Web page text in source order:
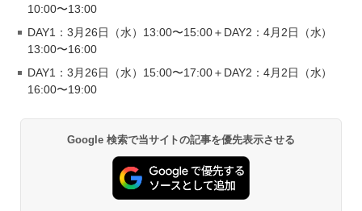
10:00〜13:00
DAY1：3月26日（水）13:00〜15:00＋DAY2：4月2日（水）
13:00〜16:00
DAY1：3月26日（水）15:00〜17:00＋DAY2：4月2日（水）
16:00〜19:00
Google 検索で当サイトの記事を優先表示させる